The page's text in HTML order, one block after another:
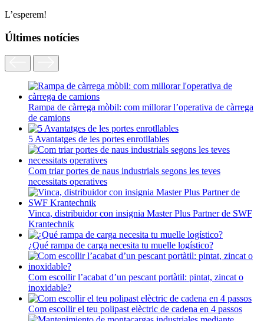
L’esperem!
Últimes notícies
Rampa de càrrega mòbil: com millorar l’operativa de càrrega
de camions
5 Avantatges de les portes enrotllables
Com triar portes de naus industrials segons les teves
necessitats operatives
Vinca, distribuidor con insignia Master Plus Partner de SWF
Krantechnik
¿Qué rampa de carga necesita tu muelle logístico?
Com escollir l’acabat d’un pescant portàtil: pintat, zincat o
inoxidable?
Com escollir el teu polipast elèctric de cadena en 4 passos